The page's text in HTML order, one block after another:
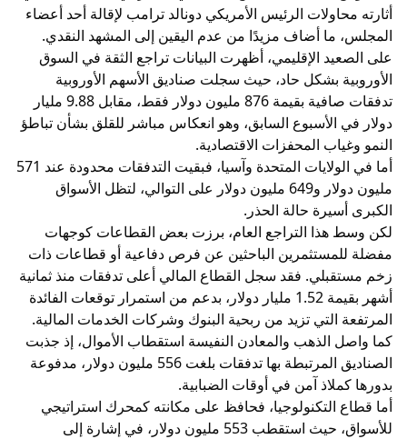
أثارته محاولات الرئيس الأمريكي دونالد ترامب لإقالة أحد أعضاء
المجلس، ما أضاف مزيدًا من عدم اليقين إلى المشهد النقدي.
على الصعيد الإقليمي، أظهرت البيانات تراجع الثقة في السوق
الأوروبية بشكل حاد، حيث سجلت صناديق الأسهم الأوروبية
تدفقات صافية بقيمة 876 مليون دولار فقط، مقابل 9.88 مليار
دولار في الأسبوع السابق، وهو انعكاس مباشر للقلق بشأن تباطؤ
النمو وغياب المحفزات الاقتصادية.
أما في الولايات المتحدة وآسيا، فبقيت التدفقات محدودة عند 571
مليون دولار و649 مليون دولار على التوالي، لتظل الأسواق
الكبرى أسيرة حالة الحذر.
لكن وسط هذا التراجع العام، برزت بعض القطاعات كوجهات
مفضلة للمستثمرين الباحثين عن فرص دفاعية أو قطاعات ذات
زخم مستقبلي. فقد سجل القطاع المالي أعلى تدفقات منذ ثمانية
أشهر بقيمة 1.52 مليار دولار، بدعم من استمرار توقعات الفائدة
المرتفعة التي تزيد من ربحية البنوك وشركات الخدمات المالية.
كما واصل الذهب والمعادن النفيسة استقطاب الأموال، إذ جذبت
الصناديق المرتبطة بها تدفقات بلغت 556 مليون دولار، مدفوعة
بدورها كملاذ آمن في أوقات الضبابية.
أما قطاع التكنولوجيا، فحافظ على مكانته كمحرك استراتيجي
للأسواق، حيث استقطب 553 مليون دولار، في إشارة إلى